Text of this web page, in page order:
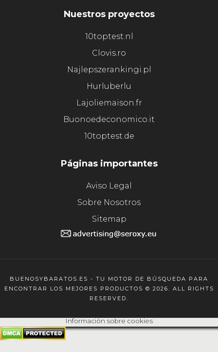
Nuestros proyectos
10toptest.nl
Clovis.ro
Najlepszerankingi.pl
Hurluberlu
Lajoliemaison.fr
Buonoedeconomico.it
10toptest.de
Páginas importantes
Aviso Legal
Sobre Nosotros
Sitemap
BUENOSYBARATOS.ES - TU MOTOR DE BÚSQUEDA PARA
ENCONTRAR LOS MEJORES PRODUCTOS © 2026. ALL RIGHTS
RESERVED.
Información sobre cookies